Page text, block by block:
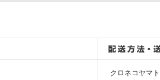
クロネコヤマ